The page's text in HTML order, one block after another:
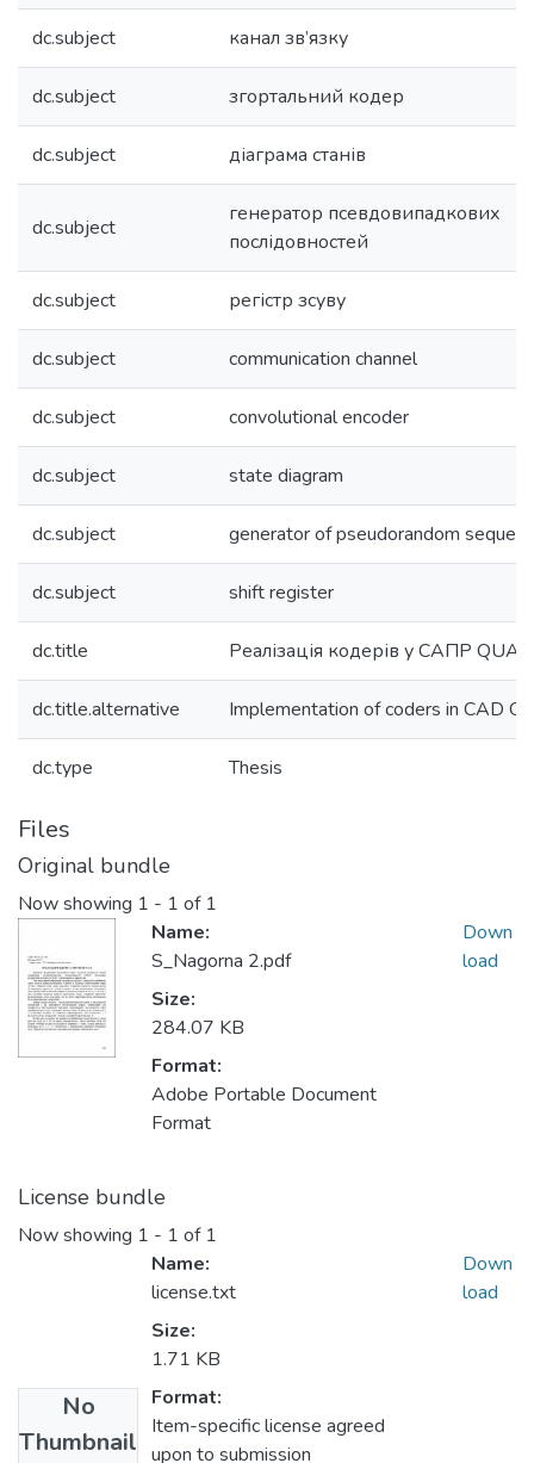
dc.subject канал зв’язку
dc.subject згортальний кодер
dc.subject діаграма станів
dc.subject
генератор псевдовипадкових
послідовностей
dc.subject регістр зсуву
dc.subject communication channel
dc.subject convolutional encoder
dc.subject state diagram
dc.subject generator of pseudorandom
dc.subject shift register
dc.title Реалізація кодерів у САПР
dc.title.alternative Implementation of coders in CAD
dc.type Thesis
Files
Original bundle
Now showing 1 - 1 of 1
Name:
S_Nagorna 2.pdf
Size:
284.07 KB
Format:
Adobe Portable Document
Format
Down
load
License bundle
Now showing 1 - 1 of 1
No
Thumbnail
Name:
license.txt
Size:
1.71 KB
Format:
Item-specific license agreed
upon to submission
Down
load